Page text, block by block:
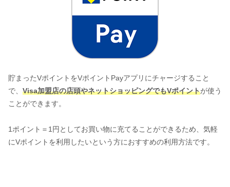
貯まったVポイントをVポイントPayアプリにチャージすること
で、 Visa加盟店の店頭やネットショッピングでもVポイントが使う
ことができます。
1ポイント＝1円としてお買い物に充てることができるため、気軽
にVポイントを利用したいという方におすすめの利用方法です。